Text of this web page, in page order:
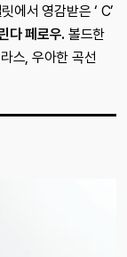
에서 영감받은 ‘ C’
다 페로우. 볼드한
스, 우아한 곡선